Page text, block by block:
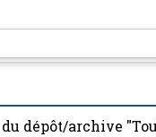
dépôt/archive